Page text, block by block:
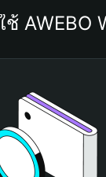
ช้ AWEBO